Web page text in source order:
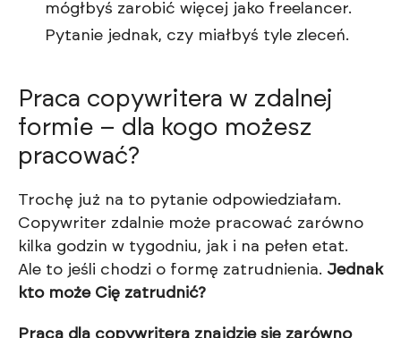
mógłbyś zarobić więcej jako freelancer.
Pytanie jednak, czy miałbyś tyle zleceń.
Praca copywritera w zdalnej
formie – dla kogo możesz
pracować?
Trochę już na to pytanie odpowiedziałam.
Copywriter zdalnie może pracować zarówno
kilka godzin w tygodniu, jak i na pełen etat.
Ale to jeśli chodzi o formę zatrudnienia. Jednak
kto może Cię zatrudnić?